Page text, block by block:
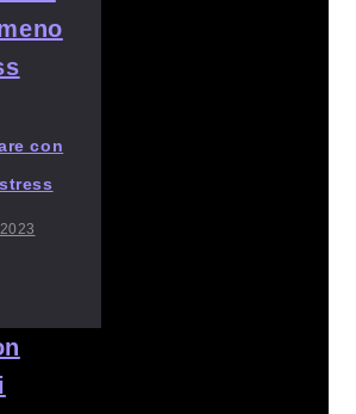
con